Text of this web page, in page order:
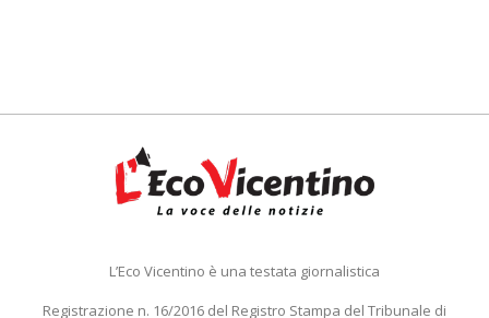
L’Eco Vicentino è una testata giornalistica
Registrazione n. 16/2016 del Registro Stampa del Tribunale di